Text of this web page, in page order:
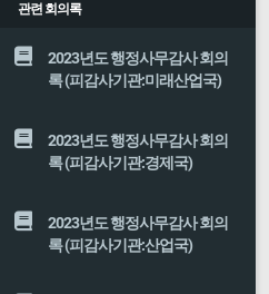
관련 회의록
2023년도 행정사무감사 회의
록 (피감사기관:미래산업국)
2023년도 행정사무감사 회의
록 (피감사기관:경제국)
2023년도 행정사무감사 회의
록 (피감사기관:산업국)